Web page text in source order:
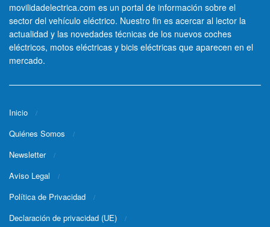
movilidadelectrica.com es un portal de información sobre el
sector del vehículo eléctrico. Nuestro fin es acercar al lector la
actualidad y las novedades técnicas de los nuevos coches
eléctricos, motos eléctricas y bicis eléctricas que aparecen en el
mercado.
Inicio
Quiénes Somos
Newsletter
Aviso Legal
Política de Privacidad
Declaración de privacidad (UE)